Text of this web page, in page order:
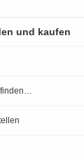
und kaufen
finden…